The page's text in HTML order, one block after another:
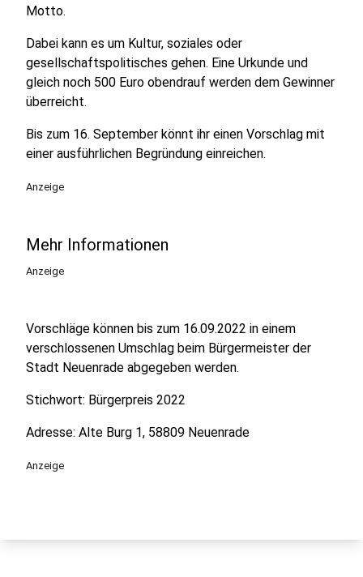
Motto.
Dabei kann es um Kultur, soziales oder
gesellschaftspolitisches gehen. Eine Urkunde und
gleich noch 500 Euro obendrauf werden dem Gewinner
überreicht.
Bis zum 16. September könnt ihr einen Vorschlag mit
einer ausführlichen Begründung einreichen.
Anzeige
Mehr Informationen
Anzeige
Vorschläge können bis zum 16.09.2022 in einem
verschlossenen Umschlag beim Bürgermeister der
Stadt Neuenrade abgegeben werden.
Stichwort: Bürgerpreis 2022
Adresse: Alte Burg 1, 58809 Neuenrade
Anzeige